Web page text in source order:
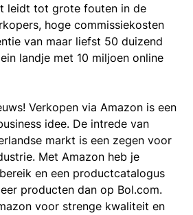
leidt tot grote fouten in de
hoge commissiekosten
van maar liefst 50 duizend
landje met 10 miljoen online
Verkopen via Amazon is een
idee. De intrede van
markt is een zegen voor
Met Amazon heb je
en een productcatalogus
producten dan op Bol.com.
voor strenge kwaliteit en